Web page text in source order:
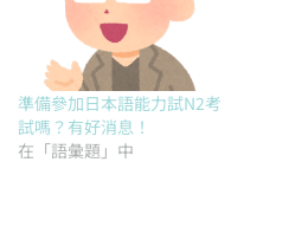
準備參加日本語能力試N2考
試嗎？有好消息！
在「語彙題」中